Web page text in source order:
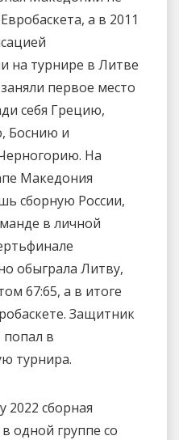
а в 2011
на турнире в Литве
первое место
себя Грецию,
Боснию и
На
Македония
сборную России,
в личной
обыграла Литву,
67:65, а в итоге
Защитник
в
турнира.
2022 сборная
одной группе со